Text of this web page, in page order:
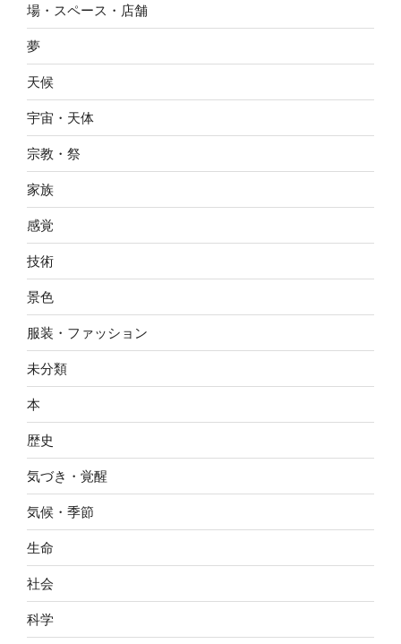
場・スペース・店舗
夢
天候
宇宙・天体
宗教・祭
家族
感覚
技術
景色
服装・ファッション
未分類
本
歴史
気づき・覚醒
気候・季節
生命
社会
科学